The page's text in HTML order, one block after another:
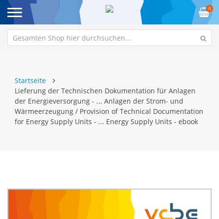
0
Startseite
Lieferung der Technischen Dokumentation für Anlagen
der Energieversorgung - ... Anlagen der Strom- und
Wärmeerzeugung / Provision of Technical Documentation
for Energy Supply Units - ... Energy Supply Units - ebook
Bildgalerie